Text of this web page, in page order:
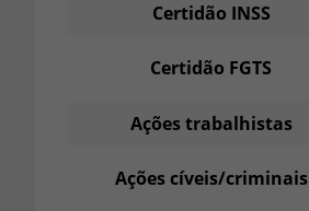
Certidão INSS
Certidão FGTS
Ações trabalhistas
Ações cíveis/criminais